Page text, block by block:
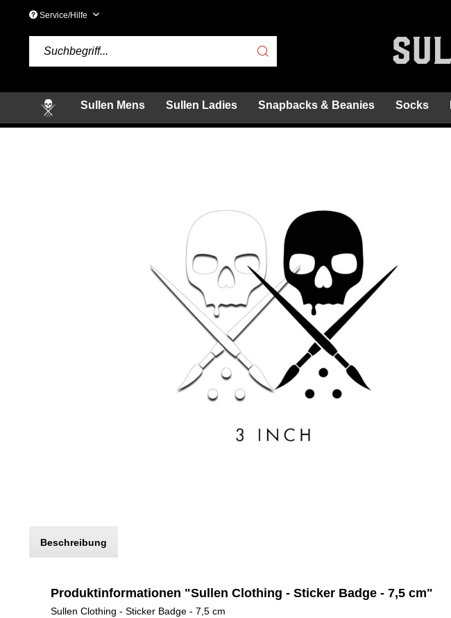
Service/Hilfe
Sullen Mens Sullen Ladies Snapbacks & Beanies Socks
Beschreibung
Produktinformationen "Sullen Clothing - Sticker Badge - 7,5 cm"
Sullen Clothing - Sticker Badge - 7,5 cm